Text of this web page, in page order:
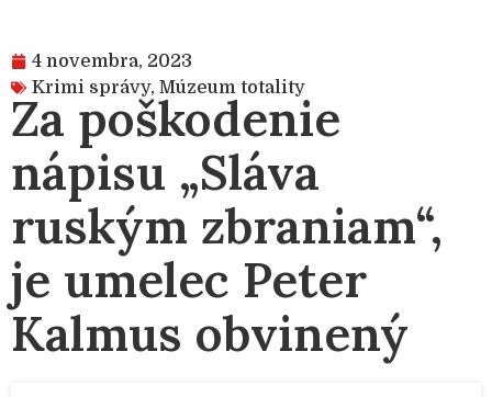
4 novembra, 2023
Krimi správy, Múzeum totality
Za poškodenie
nápisu „Sláva
ruským zbraniam“,
je umelec Peter
Kalmus obvinený